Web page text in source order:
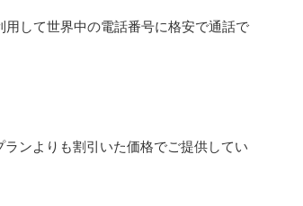
して世界中の電話番号に格安で通話で
ンよりも割引いた価格でご提供してい